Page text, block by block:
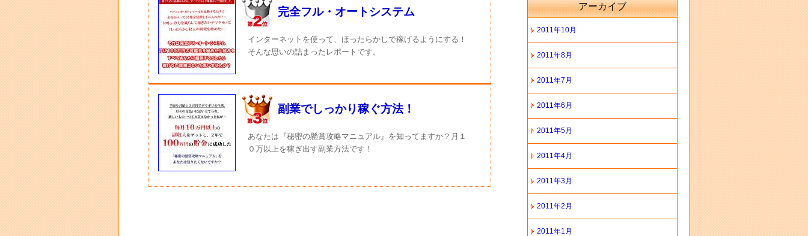
完全フル・オートシステム
インターネットを使って、ほったらかしで稼げるようにする！
そんな思いの詰まったレポートです。
副業でしっかり稼ぐ方法！
あなたは『秘密の懸賞攻略マニュアル』を知ってますか？月１
０万以上を稼ぎ出す副業方法です！
アーカイブ
2011年10月
2011年8月
2011年7月
2011年6月
2011年5月
2011年4月
2011年3月
2011年2月
2011年1月